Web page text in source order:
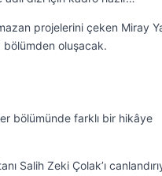
projelerini çeken Miray
bölümden oluşacak.
bölümünde farklı bir hikâye
Salih Zeki Çolak’ı